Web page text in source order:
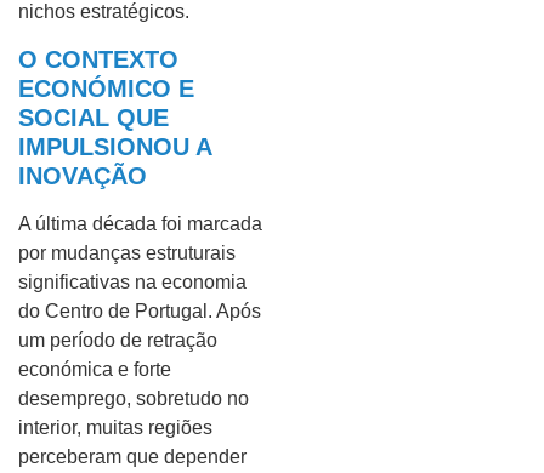
nichos estratégicos.
O CONTEXTO
ECONÓMICO E
SOCIAL QUE
IMPULSIONOU A
INOVAÇÃO
A última década foi marcada
por mudanças estruturais
significativas na economia
do Centro de Portugal. Após
um período de retração
económica e forte
desemprego, sobretudo no
interior, muitas regiões
perceberam que depender